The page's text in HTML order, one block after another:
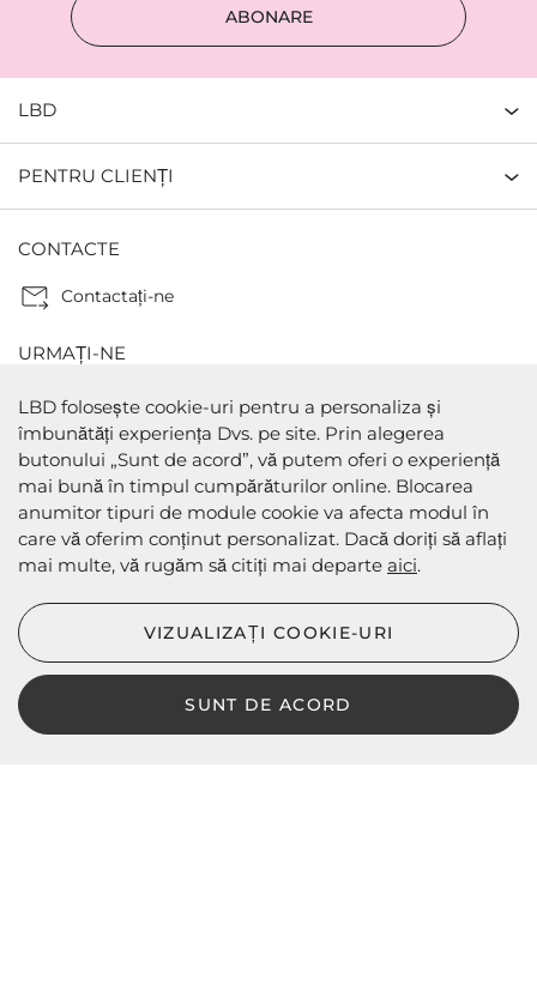
ABONARE
LBD
PENTRU CLIENȚI
CONTACTE
Contactaţi-ne
URMAȚI-NE
METODE DE PLATA
METODE DE EXPEDIERE
LBD © 2024 - Toate drepturile rezervate
LBD folosește cookie-uri pentru a personaliza și
îmbunătăți experiența Dvs. pe site. Prin alegerea
butonului „Sunt de acord”, vă putem oferi o experiență
mai bună în timpul cumpărăturilor online. Blocarea
anumitor tipuri de module cookie va afecta modul în
care vă oferim conținut personalizat. Dacă doriți să aflați
mai multe, vă rugăm să citiți mai departe aici.
SUNT DE ACORD
VIZUALIZAȚI COOKIE-URI